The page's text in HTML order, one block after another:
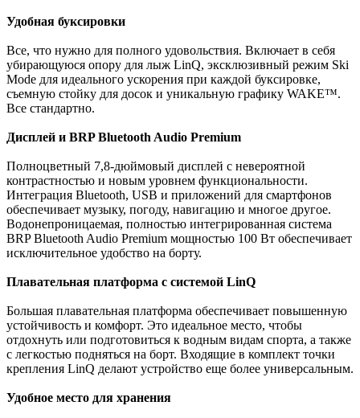
Удобная буксировки
Все, что нужно для полного удовольствия. Включает в себя
убирающуюся опору для лыж LinQ, эксклюзивный режим Ski
Mode для идеального ускорения при каждой буксировке,
съемную стойку для досок и уникальную графику WAKE™.
Все стандартно.
Дисплей и BRP Bluetooth Audio Premium
Полноцветный 7,8-дюймовый дисплей с невероятной
контрастностью и новым уровнем функциональности.
Интеграция Bluetooth, USB и приложений для смартфонов
обеспечивает музыку, погоду, навигацию и многое другое.
Водонепроницаемая, полностью интегрированная система
BRP Bluetooth Audio Premium мощностью 100 Вт обеспечивает
исключительное удобство на борту.
Плавательная платформа с системой LinQ
Большая плавательная платформа обеспечивает повышенную
устойчивость и комфорт. Это идеальное место, чтобы
отдохнуть или подготовиться к водным видам спорта, а также
с легкостью подняться на борт. Входящие в комплект точки
крепления LinQ делают устройство еще более универсальным.
Удобное место для хранения